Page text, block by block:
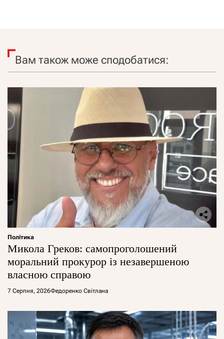
Вам також може сподобатися:
Політика
Микола Греков: самопроголошений
моральний прокурор із незавершеною
власною справою
7 Серпня, 2026Федоренко Світлана